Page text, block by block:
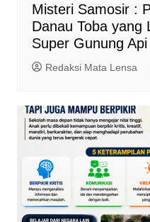
Misteri Samosir :
Danau Toba yang
Super Gunung Api
Redaksi Mata Lensa